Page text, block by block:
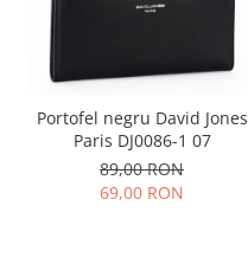
Portofel negru David Jones
Paris DJ0086-1 07
89,00 RON
69,00 RON